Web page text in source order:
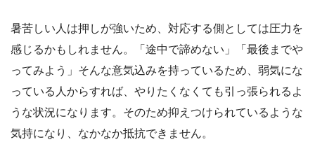
暑苦しい人は押しが強いため、対応する側としては圧力を
感じるかもしれません。「途中で諦めない」「最後までや
ってみよう」そんな意気込みを持っているため、弱気にな
っている人からすれば、やりたくなくても引っ張られるよ
うな状況になります。そのため抑えつけられているような
気持になり、なかなか抵抗できません。